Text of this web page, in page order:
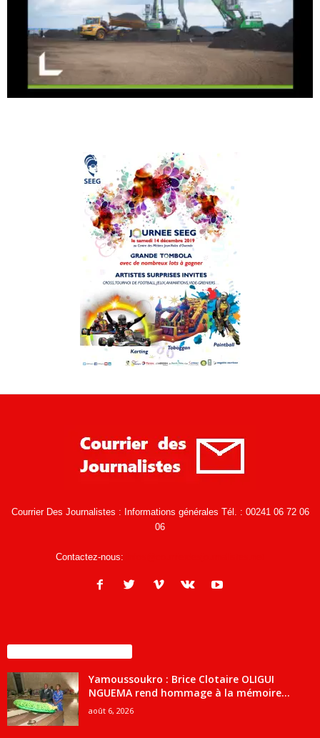
Courrier Des Journalistes : Informations générales Tél. : 00241 06 72 06
06
Contactez-nous:
Yamoussoukro : Brice Clotaire OLIGUI
NGUEMA rend hommage à la mémoire...
août 6, 2026